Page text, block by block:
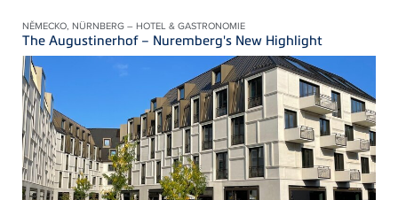
NĚMECKO, NÜRNBERG – HOTEL & GASTRONOMIE
The Augustinerhof – Nuremberg's New Highlight